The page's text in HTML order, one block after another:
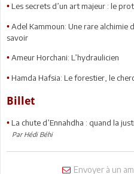
• Les secrets d’un art majeur : le
• Adel Kammoun: Une rare alchimie
savoir
• Ameur Horchani: L’hydraulicien
• Hamda Hafsia: Le forestier, le
Billet
• La chute d’Ennahdha : quand la
Par Hédi Béhi
Envoyer à un